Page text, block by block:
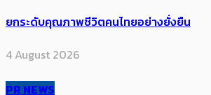
ยกระดับคุณภาพชีวิตคนไทยอย่างยั่งยืน
4 August 2026
PR NEWS